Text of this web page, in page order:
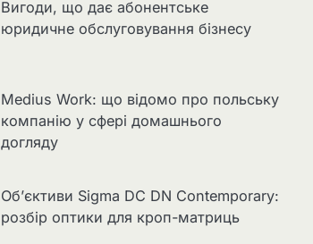
Вигоди, що дає абонентське
юридичне обслуговування бізнесу
Medius Work: що відомо про польську
компанію у сфері домашнього
догляду
Об’єктиви Sigma DC DN Contemporary:
розбір оптики для кроп-матриць